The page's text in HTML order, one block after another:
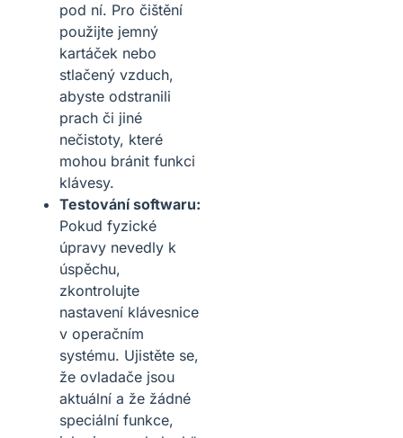
pod ní. Pro čištění
použijte jemný
kartáček nebo
stlačený vzduch,
abyste odstranili
prach či jiné
nečistoty, které
mohou bránit funkci
klávesy.
Testování softwaru:
Pokud fyzické
úpravy nevedly k
úspěchu,
zkontrolujte
nastavení klávesnice
v operačním
systému. Ujistěte se,
že ovladače jsou
aktuální a že žádné
speciální funkce,